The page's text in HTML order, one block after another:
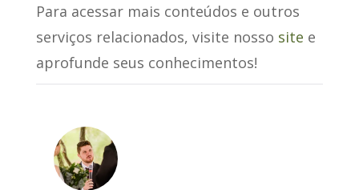
Para acessar mais conteúdos e outros
serviços relacionados, visite nosso site e
aprofunde seus conhecimentos!